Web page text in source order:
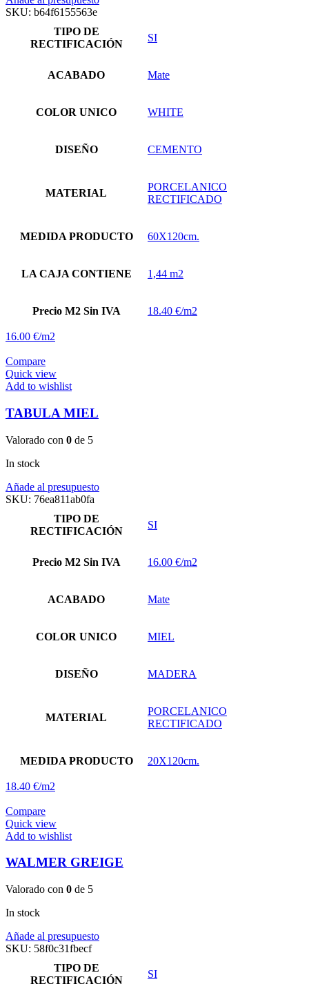
SKU: b64f6155563e
TIPO DE
RECTIFICACIÓN
SI
ACABADO Mate
COLOR UNICO WHITE
DISEÑO CEMENTO
MATERIAL
PORCELANICO
RECTIFICADO
MEDIDA PRODUCTO 60X120cm.
LA CAJA CONTIENE 1,44 m2
Precio M2 Sin IVA 18.40 €/m2
16.00 €/m2
Compare
Quick view
Add to wishlist
TABULA MIEL
Valorado con 0 de 5
In stock
Añade al presupuesto
SKU: 76ea811ab0fa
TIPO DE
RECTIFICACIÓN
SI
Precio M2 Sin IVA 16.00 €/m2
ACABADO Mate
COLOR UNICO MIEL
DISEÑO MADERA
MATERIAL
PORCELANICO
RECTIFICADO
MEDIDA PRODUCTO 20X120cm.
18.40 €/m2
Compare
Quick view
Add to wishlist
WALMER GREIGE
Valorado con 0 de 5
In stock
Añade al presupuesto
SKU: 58f0c31fbecf
TIPO DE
RECTIFICACIÓN
SI